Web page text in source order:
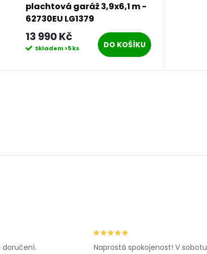
plachtová garáž 3,9x6,1 m -
62730EU LG1379
13 990 Kč
Skladem>5 ks DO KOŠÍKU
doručení.
Naprostá spokojenost! V sobotu